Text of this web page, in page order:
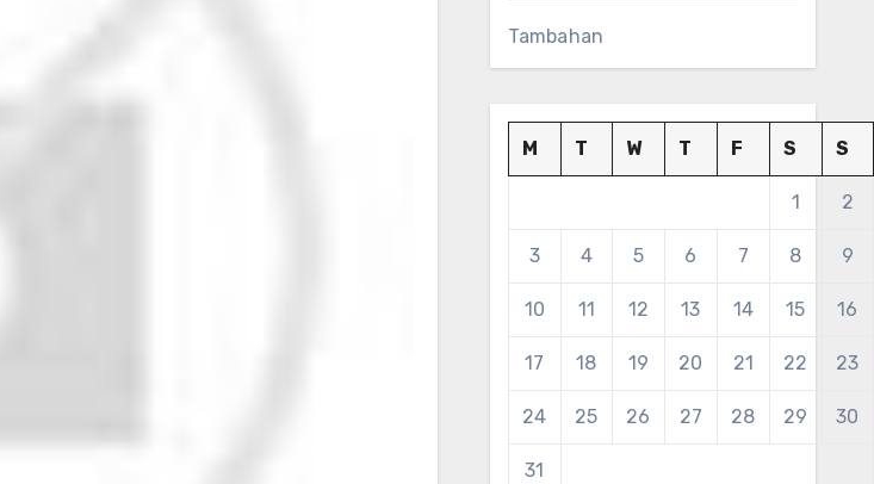
Tambahan
M T W T F S S
1 2
3 4 5 6 7 8 9
10 11 12 13 14 15 16
17 18 19 20 21 22 23
24 25 26 27 28 29 30
31